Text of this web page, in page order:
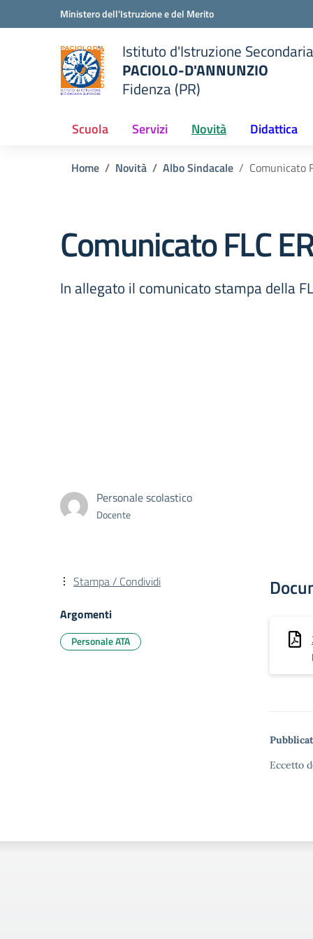
Vai ai contenuti
Vai al menu di navigazioneMinistero dell'Istruzione e del Merito
scuola
Istituto d'Istruzione
PACIOLO-D'ANNUNZIO
Fidenza (PR)
Scuola Servizi Novità Didattica
Home Novità Albo Sindacale Comunicato
Comunicato FLC
In allegato il comunicato stampa della
Personale scolastico
Docente
Eccetto
Stampa / Condividi
Argomenti
Personale ATA